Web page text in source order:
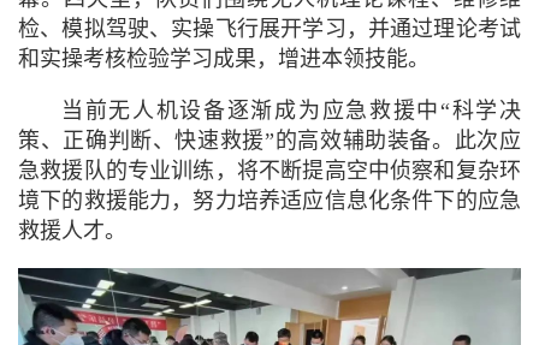
检、模拟驾驶、实操飞行展开学习，并通过理论考试
和实操考核检验学习成果，增进本领技能。
当前无人机设备逐渐成为应急救援中“科学决
策、正确判断、快速救援”的高效辅助装备。此次应
急救援队的专业训练，将不断提高空中侦察和复杂环
境下的救援能力，努力培养适应信息化条件下的应急
救援人才。